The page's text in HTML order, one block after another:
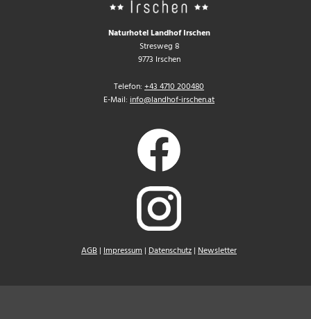
Naturhotel Landhof Irschen
Stresweg 8
9773 Irschen
Telefon: +43 4710 200480
E-Mail: info@landhof-irschen.at
AGB | Impressum | Datenschutz | Newsletter